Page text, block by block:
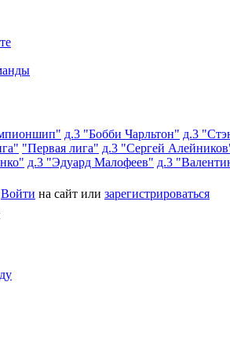
д.3 "Бобби Чарльтон" д.3
"Первая лига" д.3 "Сергей
д.3 "Эдуард Малофеев" д.3
Войти на сайт или зарегистрироваться